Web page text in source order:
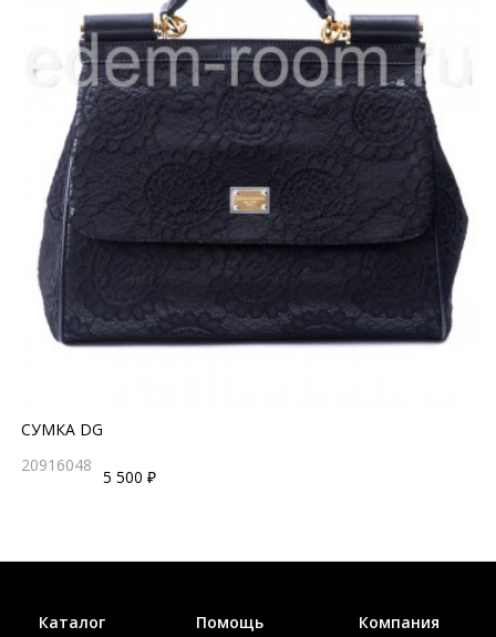
СУМКА DG
20916048
5 500 ₽
Каталог Помощь Компания